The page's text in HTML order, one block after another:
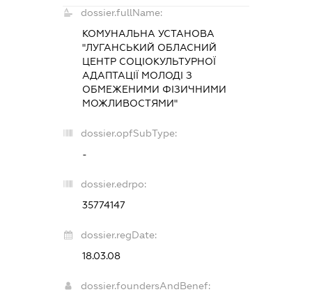
dossier.fullName:
КОМУНАЛЬНА УСТАНОВА
"ЛУГАНСЬКИЙ ОБЛАСНИЙ
ЦЕНТР СОЦІОКУЛЬТУРНОЇ
АДАПТАЦІЇ МОЛОДІ З
ОБМЕЖЕНИМИ ФІЗИЧНИМИ
МОЖЛИВОСТЯМИ"
dossier.opfSubType:
-
dossier.edrpo:
35774147
dossier.regDate:
18.03.08
dossier.foundersAndBenef: